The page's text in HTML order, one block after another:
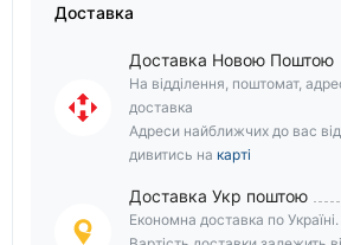
Доставка
Доставка Новою Поштою
На відділення, поштомат,
доставка
Адреси найближчих до вас
дивитись на карті
Доставка Укр поштою
Економна доставка по Україні.